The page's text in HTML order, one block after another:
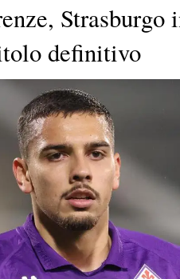
Strasburgo
definitivo